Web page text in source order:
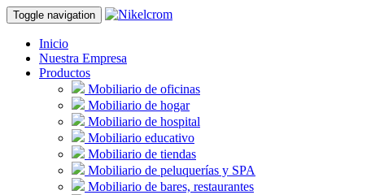
Toggle navigation
Inicio
Nuestra Empresa
Productos
Mobiliario de oficinas
Mobiliario de hogar
Mobiliario de hospital
Mobiliario educativo
Mobiliario de tiendas
Mobiliario de peluquerías y SPA
Mobiliario de bares, restaurantes